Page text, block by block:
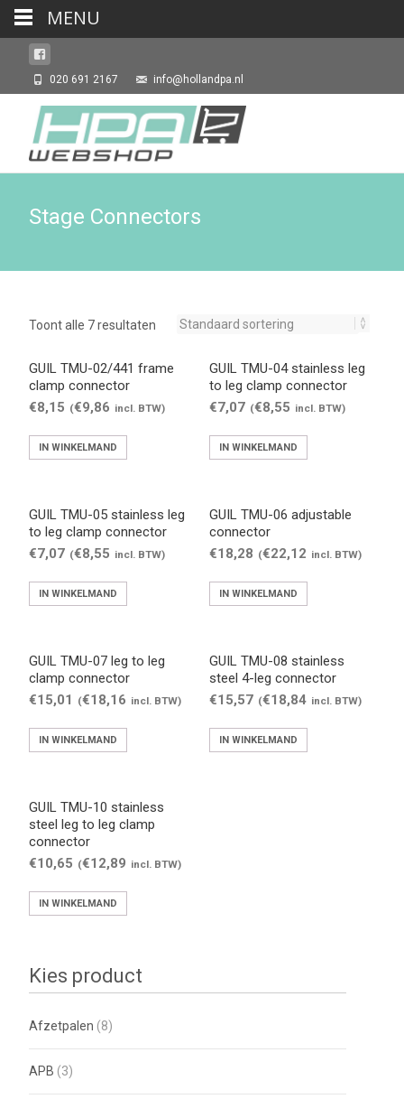
020 691 2167 info@hollandpa.nl
Stage Connectors
Toont alle 7 resultaten
GUIL TMU-02/441 frame
clamp connector
€8,15 (€9,86 incl. BTW)
IN WINKELMAND
GUIL TMU-04 stainless leg
to leg clamp connector
€7,07 (€8,55 incl. BTW)
IN WINKELMAND
GUIL TMU-05 stainless leg
to leg clamp connector
€7,07 (€8,55 incl. BTW)
IN WINKELMAND
GUIL TMU-06 adjustable
connector
€18,28 (€22,12 incl. BTW)
IN WINKELMAND
GUIL TMU-07 leg to leg
clamp connector
€15,01 (€18,16 incl. BTW)
IN WINKELMAND
GUIL TMU-08 stainless
steel 4-leg connector
€15,57 (€18,84 incl. BTW)
IN WINKELMAND
GUIL TMU-10 stainless
steel leg to leg clamp
connector
€10,65 (€12,89 incl. BTW)
IN WINKELMAND
Kies product
Afzetpalen (8)
APB (3)
MENU